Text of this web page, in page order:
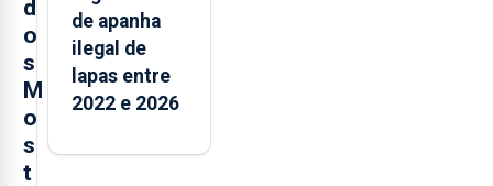
d
o
s
M
o
s
t
de apanha
ilegal de
lapas entre
2022 e 2026